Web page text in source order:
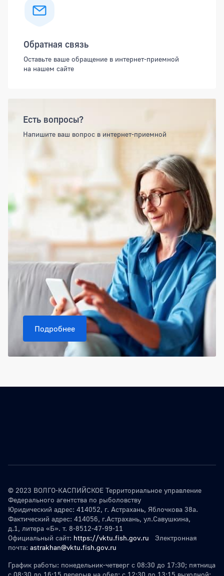
Обратная связь
Оставьте ваше обращение в интернет-приемной
на нашем сайте
Есть вопросы?
Напишите ваш вопрос в интернет-приемной
Подробнее
© 2023 ВОЛГО-КАСПИЙСКОЕ Территориальное управление
Федерального агентства по рыболовству
Юридический адрес: 414052, г. Астрахань, Яблочкова 38а.
Фактический адрес: 414056, г.Астрахань, ул.Савушкина,
д.1, литера «Б». т. 8-8512-47-99-11
Официальный сайт: https://vktu.fish.gov.ru Электронная
почта: astrakhan@vktu.fish.gov.ru
График работы: понедельник-четверг с 08:30 до 17:30; пятница